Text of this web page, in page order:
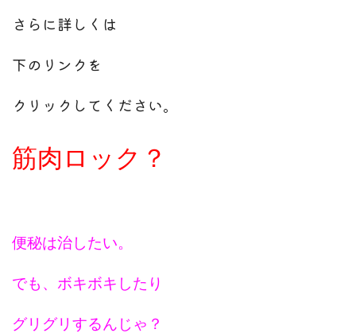
さらに詳しくは
下のリンクを
クリックしてください。
筋肉ロック？
便秘は治したい。
でも、ボキボキしたり
グリグリするんじゃ？